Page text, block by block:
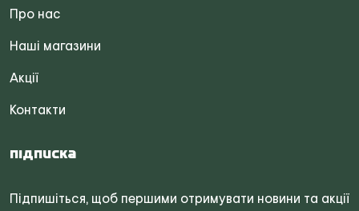
Про нас
Наші магазини
Акції
Контакти
Підписка
Підпишіться, щоб першими отримувати новини та акції